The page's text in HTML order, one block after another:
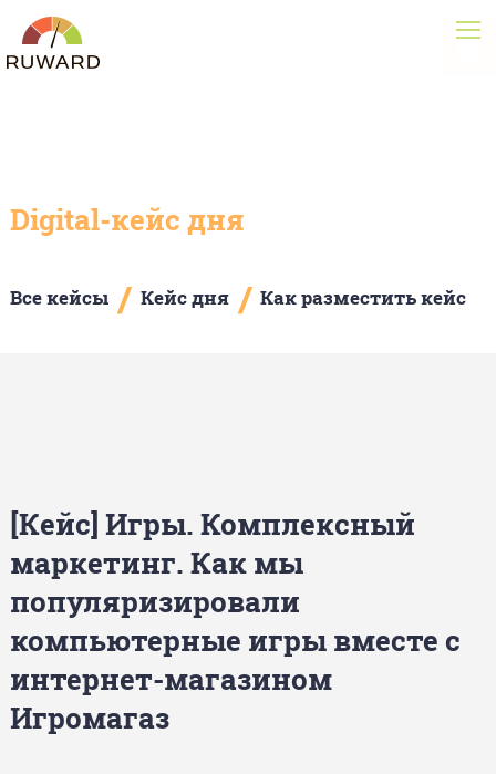
Digital-кейс дня
Все кейсы / Кейс дня / Как разместить кейс
[Кейс] Игры. Комплексный
маркетинг. Как мы
популяризировали
компьютерные игры вместе с
интернет-магазином
Игромагаз